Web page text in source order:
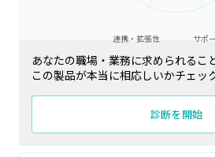
サポ
連携・拡張性
あなたの職場・業務に求められるこ
この製品が本当に相応しいかチェッ
診断を開始